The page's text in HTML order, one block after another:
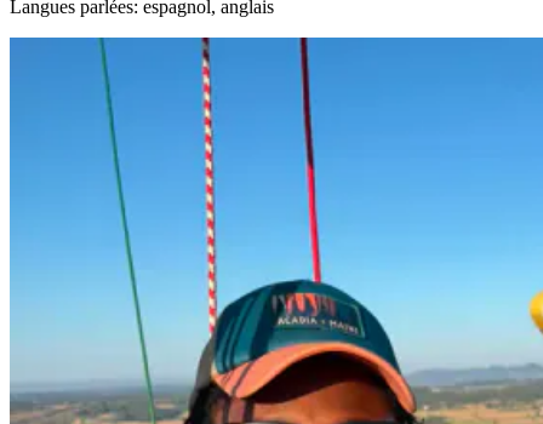
Langues parlées: espagnol, anglais